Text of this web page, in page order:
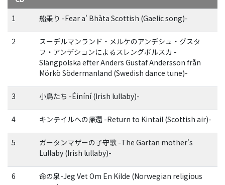
1
船乗り -Fear a' Bhàta Scottish (Gaelic song)-
2
スーデルマンランド・メルケのアンデシュ・グスタ
フ・アンデションによるスレングポルスカ -
Slängpolska efter Anders Gustaf Andersson från
Mörkö Södermanland (Swedish dance tune)-
3 小鳥たち -Éiníní (Irish lullaby)-
4 キンテイルへの帰還 -Return to Kintail (Scottish air)-
5
ガータンマザーの子守歌 -The Gartan mother's
Lullaby (Irish lullaby)-
6
命の泉-Jeg Vet Om En Kilde (Norwegian religious